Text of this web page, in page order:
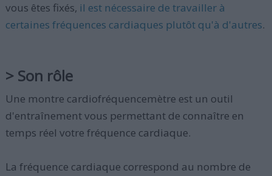
vous êtes fixés, il est nécessaire de travailler à
certaines fréquences cardiaques plutôt qu'à d'autres.
> Son rôle
Une montre cardiofréquencemètre est un outil
d'entraînement vous permettant de connaître en
temps réel votre fréquence cardiaque.
La fréquence cardiaque correspond au nombre de